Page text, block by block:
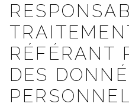
RÉFÉRANT
DES